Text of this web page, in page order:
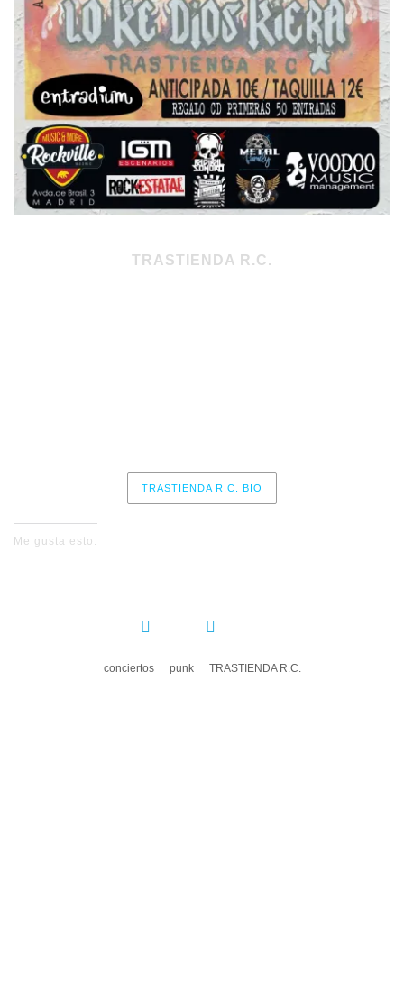
TRASTIENDA R.C.
TRASTIENDA R.C. BIO
Me gusta esto:
conciertos punk TRASTIENDA R.C.